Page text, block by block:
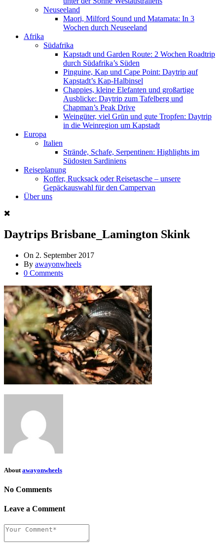
Neuseeland
Maori, Milford Sound und Matamata: In 3
Wochen durch Neuseeland
Afrika
Südafrika
Kapstadt und Garden Route: 2 Wochen Roadtrip
durch Südafrika’s Süden
Pinguine, Kap und Cape Point: Daytrip auf
Kapstadt’s Kap-Halbinsel
Chappies, kleine Elefanten und großartige
Ausblicke: Daytrip zum Tafelberg und
Chapman’s Peak Drive
Weingüter, viel Grün und gute Tropfen: Daytrip
in die Weinregion um Kapstadt
Europa
Italien
Strände, Schafe, Serpentinen: Highlights im
Südosten Sardiniens
Reiseplanung
Koffer, Rucksack oder Reisetasche – unsere
Gepäckauswahl für den Campervan
Über uns
Daytrips Brisbane_Lamington Skink
On 2. September 2017
By awayonwheels
0 Comments
About awayonwheels
No Comments
Leave a Comment